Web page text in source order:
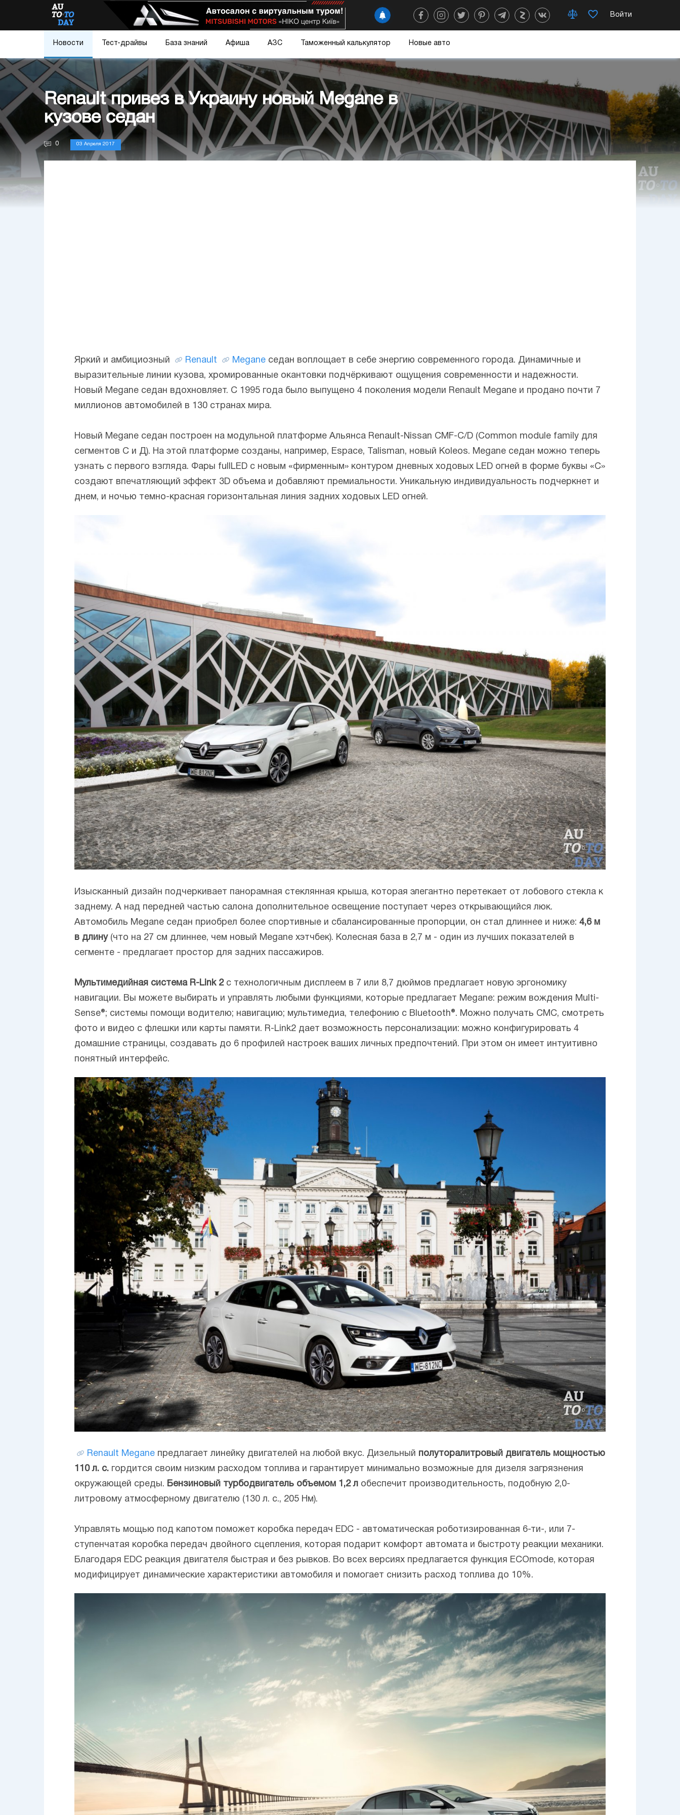
Войти
Новости Тест-драйвы База знаний Афиша АЗС Таможенный калькулятор Новые авто
Renault привез в Украину новый Megane в
кузове седан
0 03 Апреля 2017
Яркий и амбициозный Renault Megane седан воплощает в себе энергию современного города. Динамичные и
выразительные линии кузова, хромированные окантовки подчёркивают ощущения современности и надежности.
Новый Megane седан вдохновляет. С 1995 года было выпущено 4 поколения модели Renault Megane и продано почти 7
миллионов автомобилей в 130 странах мира.
Новый Megane седан построен на модульной платформе Альянса Renault-Nissan CMF-C/D (Common module family для
сегментов С и Д). На этой платформе созданы, например, Espace, Talisman, новый Koleos. Megane седан можно теперь
узнать с первого взгляда. Фары fullLED с новым «фирменным» контуром дневных ходовых LED огней в форме буквы «С»
создают впечатляющий эффект 3D объема и добавляют премиальности. Уникальную индивидуальность подчеркнет и
днем, и ночью темно-красная горизонтальная линия задних ходовых LED огней.
Изысканный дизайн подчеркивает панорамная стеклянная крыша, которая элегантно перетекает от лобового стекла к
заднему. А над передней частью салона дополнительное освещение поступает через открывающийся люк.
Автомобиль Megane седан приобрел более спортивные и сбалансированные пропорции, он стал длиннее и ниже: 4,6 м
в длину(что на 27 см длиннее, чем новый Megane хэтчбек). Колесная база в 2,7 м - один из лучших показателей в
сегменте - предлагает простор для задних пассажиров.
Мультимедийная система R-Link 2с технологичным дисплеем в 7 или 8,7 дюймов предлагает новую эргономику
навигации. Вы можете выбирать и управлять любыми функциями, которые предлагает Megane: режим вождения Multi-
Sense®; системы помощи водителю; навигацию; мультимедиа, телефонию с Bluetooth®. Можно получать СМС, смотреть
фото и видео с флешки или карты памяти. R-Link2 дает возможность персонализации: можно конфигурировать 4
домашние страницы, создавать до 6 профилей настроек ваших личных предпочтений. При этом он имеет интуитивно
понятный интерфейс.
Renault Megane предлагает линейку двигателей на любой вкус. Дизельный полуторалитровый двигатель мощностью
110 л. с. гордится своим низким расходом топлива и гарантирует минимально возможные для дизеля загрязнения
окружающей среды. Бензиновый турбодвигатель объемом 1,2 л обеспечит производительность, подобную 2,0-
литровому атмосферному двигателю (130 л. c., 205 Нм).
Управлять мощью под капотом поможет коробка передач EDC - автоматическая роботизированная 6-ти-, или 7-
ступенчатая коробка передач двойного сцепления, которая подарит комфорт автомата и быстроту реакции механики.
Благодаря EDC реакция двигателя быстрая и без рывков. Во всех версиях предлагается функция ECOmode, которая
модифицирует динамические характеристики автомобиля и помогает снизить расход топлива до 10%.